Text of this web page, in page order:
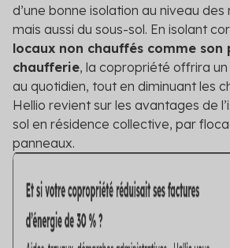
Audit énergétique
Réalisez votre audit et définissez
scénarios de travaux
Diagnostic technique global
Assurez la pérennité de votre
diagnostic complet et adapté
Voir toutes les
Voir toutes nos
d’une bonne isolation au niveau
mais aussi du sous-sol. En isolant
locaux non chauffés comme son
chaufferie, la copropriété offrira
au quotidien, tout en diminuant les
Hellio revient sur les avantages de
sol en résidence collective, par
panneaux.